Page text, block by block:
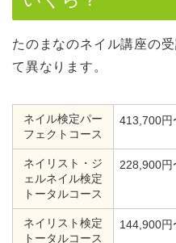
たのまなのネイル講座の
て異なります。
ネイル検定パー
フェクトコース
413,700円
ネイリスト・ジ
ェルネイル検定
トータルコース
228,900円
ネイリスト検定
トータルコース
144,900円